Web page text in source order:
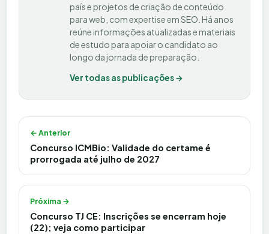
país e projetos de criação de conteúdo
para web, com expertise em SEO. Há anos
reúne informações atualizadas e materiais
de estudo para apoiar o candidato ao
longo da jornada de preparação.
Ver todas as publicações →
Navegação de Post
← Anterior
Concurso ICMBio: Validade do certame é
prorrogada até julho de 2027
Próxima →
Concurso TJ CE: Inscrições se encerram hoje
(22); veja como participar